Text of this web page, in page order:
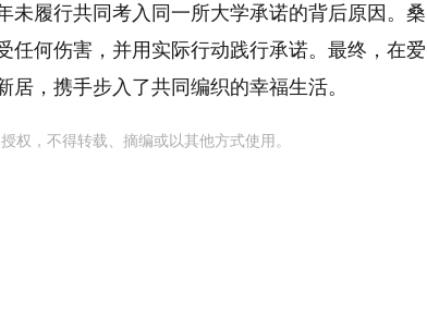
未履行共同考入同一所大学承诺的背后原因。桑
任何伤害，并用实际行动践行承诺。最终，在爱
，携手步入了共同编织的幸福生活。
权，不得转载、摘编或以其他方式使用。